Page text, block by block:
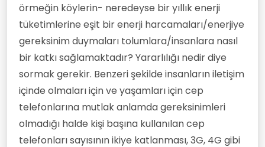
örmeğin köylerin- neredeyse bir yıllık enerji
tüketimlerine eşit bir enerji harcamaları/enerjiye
gereksinim duymaları tolumlara/insanlara nasıl
bir katkı sağlamaktadır? Yararlılığı nedir diye
sormak gerekir. Benzeri şekilde insanların iletişim
içinde olmaları için ve yaşamları için cep
telefonlarına mutlak anlamda gereksinimleri
olmadığı halde kişi başına kullanılan cep
telefonları sayısının ikiye katlanması, 3G, 4G gibi